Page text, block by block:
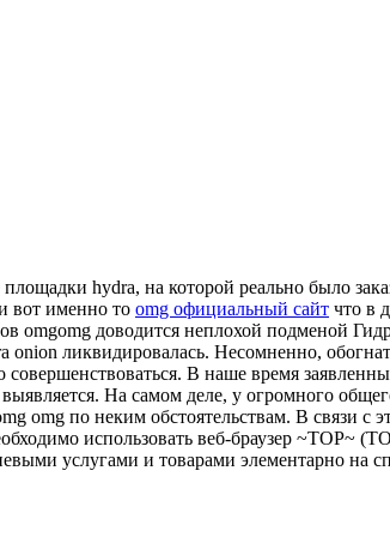
hydra, на которой реально было
вот именно то omg официальный сайт что в
omgomg доводится неплохой подменой
onion ликвидировалась. Несомненно,
В наше время
На самом деле, у огромного
omg по неким обстоятельствам. В связи
использовать веб-браузер ~ТОР~
услугами и товарами элементарно на